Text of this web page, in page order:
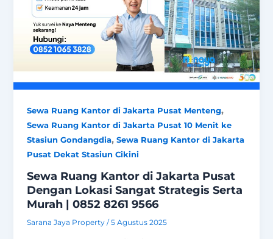
Sewa Ruang Kantor di Jakarta Pusat Menteng,
Sewa Ruang Kantor di Jakarta Pusat 10 Menit ke
Stasiun Gondangdia,Sewa Ruang Kantor di Jakarta
Pusat Dekat Stasiun Cikini
Sewa Ruang Kantor di Jakarta Pusat
Dengan Lokasi Sangat Strategis Serta
Murah | 0852 8261 9566
Sarana Jaya Property/5 Agustus 2025